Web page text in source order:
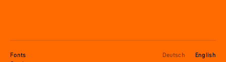
Fonts
Deutsch English